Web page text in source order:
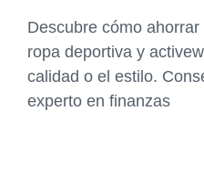
Descubre cómo
ropa deportiva y
calidad o el estilo.
experto en finanzas